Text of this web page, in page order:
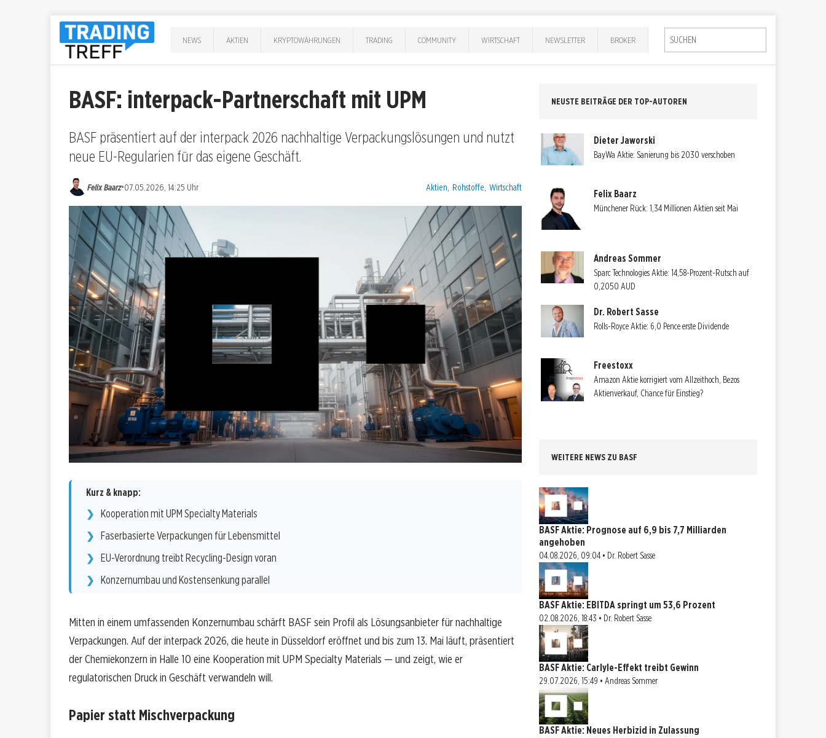
NEWS AKTIEN KRYPTOWÄHRUNGEN TRADING COMMUNITY WIRTSCHAFT NEWSLETTER BROKER
BASF: interpack-Partnerschaft mit UPM
BASF präsentiert auf der interpack 2026 nachhaltige Verpackungslösungen und nutzt
neue EU-Regularien für das eigene Geschäft.
Felix Baarz•07.05.2026, 14:25 Uhr Kategorien:
Aktien Rohstoffe Wirtschaft
Kurz & knapp:
Kooperation mit UPM Specialty Materials
Faserbasierte Verpackungen für Lebensmittel
EU-Verordnung treibt Recycling-Design voran
Konzernumbau und Kostensenkung parallel
Mitten in einem umfassenden Konzernumbau schärft BASF sein Profil als Lösungsanbieter für nachhaltige
Verpackungen. Auf der interpack 2026, die heute in Düsseldorf eröffnet und bis zum 13. Mai läuft, präsentiert
der Chemiekonzern in Halle 10 eine Kooperation mit UPM Specialty Materials — und zeigt, wie er
regulatorischen Druck in Geschäft verwandeln will.
Papier statt Mischverpackung
NEUSTE BEITRÄGE DER TOP-AUTOREN
Dieter Jaworski
BayWa Aktie: Sanierung bis 2030 verschoben
Felix Baarz
Münchener Rück: 1,34 Millionen Aktien seit Mai
Andreas Sommer
Sparc Technologies Aktie: 14,58-Prozent-Rutsch auf
0,2050 AUD
Dr. Robert Sasse
Rolls-Royce Aktie: 6,0 Pence erste Dividende
Freestoxx
Amazon Aktie korrigiert vom Allzeithoch, Bezos
Aktienverkauf, Chance für Einstieg?
WEITERE NEWS ZU BASF
BASF Aktie: Prognose auf 6,9 bis 7,7 Milliarden
angehoben
04.08.2026, 09:04 • Dr. Robert Sasse
BASF Aktie: EBITDA springt um 53,6 Prozent
02.08.2026, 18:43 • Dr. Robert Sasse
BASF Aktie: Carlyle-Effekt treibt Gewinn
29.07.2026, 15:49 • Andreas Sommer
BASF Aktie: Neues Herbizid in Zulassung